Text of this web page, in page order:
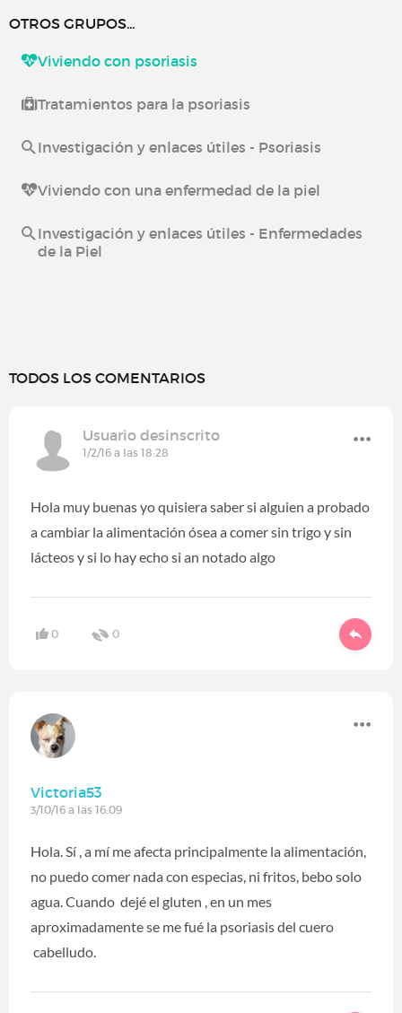
OTROS GRUPOS...
Viviendo con psoriasis
Tratamientos para la psoriasis
Investigación y enlaces útiles - Psoriasis
Viviendo con una enfermedad de la piel
Investigación y enlaces útiles - Enfermedades
de la Piel
TODOS LOS COMENTARIOS
Usuario desinscrito
1/2/16 a las 18:28
Hola muy buenas yo quisiera saber si alguien a probado
a cambiar la alimentación ósea a comer sin trigo y sin
lácteos y si lo hay echo si an notado algo
0 0
Victoria53
3/10/16 a las 16:09
Hola. Sí , a mí me afecta principalmente la alimentación,
no puedo comer nada con especias, ni fritos, bebo solo
agua. Cuando dejé el gluten , en un mes
aproximadamente se me fué la psoriasis del cuero
cabelludo.